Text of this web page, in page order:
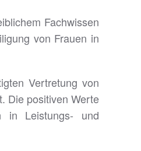
Fachwissen
von Frauen in
Vertretung von
Die positiven Werte
in Leistungs- und